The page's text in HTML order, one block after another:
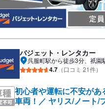
バジェット・レンタカー
呉服町駅から徒歩3分、祇園
4.7 （口コミ 21件）
初心者や運転に不安が
車両！／ ヤリス/ノート/